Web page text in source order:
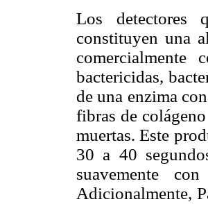
Los detectores
constituyen una
comercialmente
bactericidas,
de una enzima
fibras de
muertas. Este
30 a 40
suavemente
Adicionalmente,